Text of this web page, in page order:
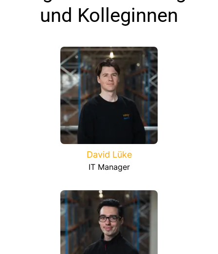
und Kolleginnen
David Lüke
IT Manager